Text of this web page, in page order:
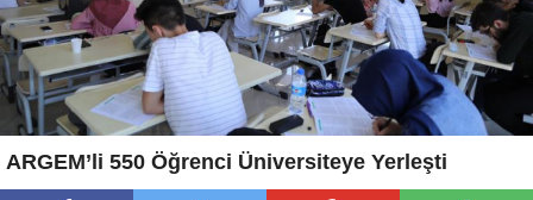
ARGEM’li 550 Öğrenci Üniversiteye Yerleşti